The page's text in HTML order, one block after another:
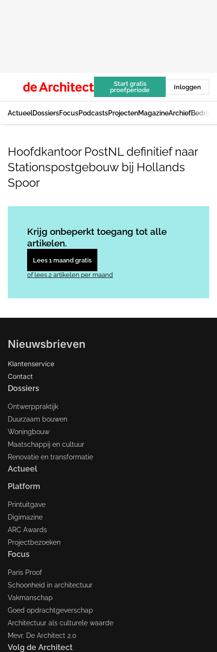
Start gratis
proefperiode
Inloggen
ActueelDossiersFocusPodcastsProjectenMagazineArchief
Hoofdkantoor PostNL definitief naar
Stationspostgebouw bij Hollands
Spoor
Krijg onbeperkt toegang tot alle
artikelen.
Lees 1 maand gratis
of lees 2 artikelen per maand
Nieuwsbrieven
Klantenservice
Contact
Dossiers
Ontwerppraktijk
Duurzaam bouwen
Woningbouw
Maatschappij en cultuur
Renovatie en transformatie
Actueel
Platform
Printuitgave
Digimazine
ARC Awards
Projectbezoeken
Focus
Paris Proof
Schoonheid in architectuur
Vakmanschap
Goed opdrachtgeverschap
Architectuur als culturele waarde
Mevr. De Architect 2.0
Volg de Architect